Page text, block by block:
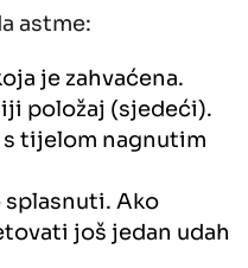
astme:
je zahvaćena.
položaj (sjedeći).
tijelom nagnutim
splasnuti. Ako
još jedan udah